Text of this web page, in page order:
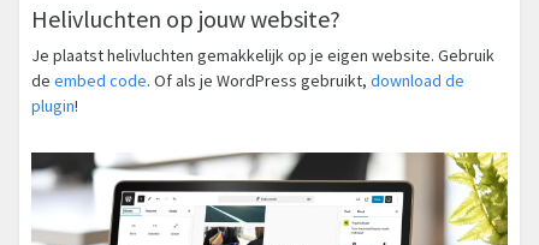
Helivluchten op jouw website?
Je plaatst helivluchten gemakkelijk op je eigen website. Gebruik
de embed code. Of als je WordPress gebruikt, download de
plugin!